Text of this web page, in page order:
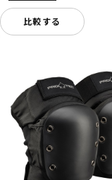
比較する